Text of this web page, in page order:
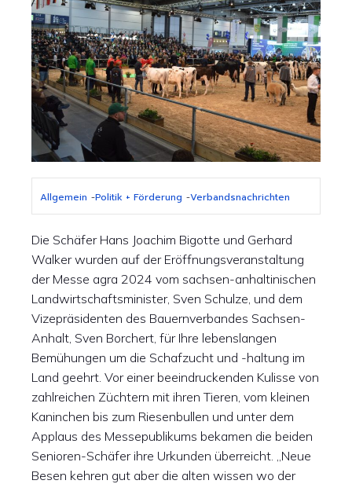
Allgemein -Politik + Förderung -Verbandsnachrichten
Die Schäfer Hans Joachim Bigotte und Gerhard
Walker wurden auf der Eröffnungsveranstaltung
der Messe agra 2024 vom sachsen-anhaltinischen
Landwirtschaftsminister, Sven Schulze, und dem
Vizepräsidenten des Bauernverbandes Sachsen-
Anhalt, Sven Borchert, für Ihre lebenslangen
Bemühungen um die Schafzucht und -haltung im
Land geehrt. Vor einer beeindruckenden Kulisse von
zahlreichen Züchtern mit ihren Tieren, vom kleinen
Kaninchen bis zum Riesenbullen und unter dem
Applaus des Messepublikums bekamen die beiden
Senioren-Schäfer ihre Urkunden überreicht. „Neue
Besen kehren gut aber die alten wissen wo der